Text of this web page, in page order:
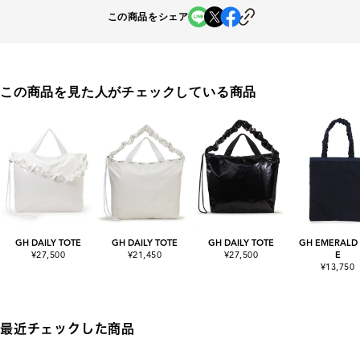
この商品をシェア
この商品を見た人がチェックしている商品
GH DAILY TOTE
¥27,500
GH DAILY TOTE
¥21,450
GH DAILY TOTE
¥27,500
GH EMERALD
E
¥13,750
最近チェックした商品